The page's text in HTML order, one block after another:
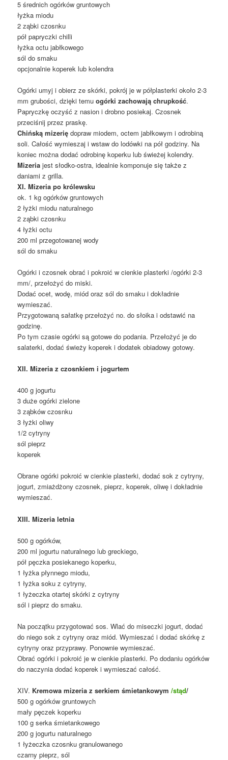
5 średnich ogórków gruntowych
łyżka miodu
2 ząbki czosnku
pół papryczki chilli
łyżka octu jabłkowego
sól do smaku
opcjonalnie koperek lub kolendra
Ogórki umyj i obierz ze skórki, pokrój je w półplasterki około 2-3
mm grubości, dzięki temuogórki zachowają chrupkość.
Papryczkę oczyść z nasion i drobno posiekaj. Czosnek
przeciśnij przez praskę.
Chińską mizerię dopraw miodem, octem jabłkowym i odrobiną
soli. Całość wymieszaj i wstaw do lodówki na pół godziny. Na
koniec można dodać odrobinę koperku lub świeżej kolendry.
Mizeria jest słodko-ostra, idealnie komponuje się także z
daniami z grilla.
XI. Mizeria po królewsku
ok. 1 kg ogórków gruntowych
2 łyżki miodu naturalnego
2 ząbki czosnku
4 łyżki octu
200 ml przegotowanej wody
sól do smaku
Ogórki i czosnek obrać i pokroić w cienkie plasterki /ogórki 2-3
mm/, przełożyć do miski.
Dodać ocet, wodę, miód oraz sól do smaku i dokładnie
wymieszać.
Przygotowaną sałatkę przełożyć no. do słoika i odstawić na
godzinę.
Po tym czasie ogórki są gotowe do podania. Przełożyć je do
salaterki, dodać świeży koperek i dodatek obiadowy gotowy.
XII. Mizeria z czosnkiem i jogurtem
400 g jogurtu
3 duże ogórki zielone
3 ząbków czosnku
3 łyżki oliwy
1/2 cytryny
sól pieprz
koperek
Obrane ogórki pokroić w cienkie plasterki, dodać sok z cytryny,
jogurt, zmiażdżony czosnek, pieprz, koperek, oliwę i dokładnie
wymieszać.
XIII. Mizeria letnia
500 g ogórków,
200 ml jogurtu naturalnego lub greckiego,
pół pęczka posiekanego koperku,
1 łyżka płynnego miodu,
1 łyżka soku z cytryny,
1 łyżeczka otartej skórki z cytryny
sól i pieprz do smaku.
Na początku przygotować sos. Wlać do miseczki jogurt, dodać
do niego sok z cytryny oraz miód. Wymieszać i dodać skórkę z
cytryny oraz przyprawy. Ponownie wymieszać.
Obrać ogórki i pokroić je w cienkie plasterki. Po dodaniu ogórków
do naczynia dodać koperek i wymieszać całość.
XIV. Kremowa mizeria z serkiem śmietankowym/stąd/
500 g ogórków gruntowych
mały pęczek koperku
100 g serka śmietankowego
200 g jogurtu naturalnego
1 łyżeczka czosnku granulowanego
czarnypieprz,sól